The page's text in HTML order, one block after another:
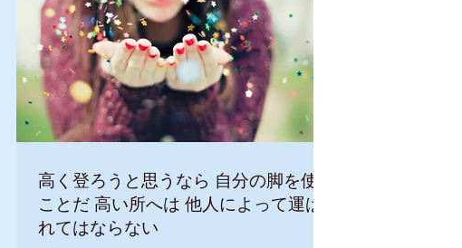
高く登ろうと思うなら 自分の脚を使う
ことだ 高い所へは 他人によって運ば
れてはならない